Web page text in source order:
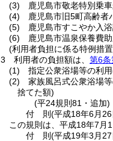
(3)
鹿児島市敬老特別乗
(4)
鹿児島市旧5町高齢者
(5)
鹿児島市すこやか入
(6)
鹿児島市温泉保養費
(利用者負担に係る特例措
3
利用者の負担額は、 第6
(1)
指定公衆浴場等の利用
(2)
家族風呂式公衆浴場
捨てた額)
(平24規則81・追加)
付 則(平成18年6月
この規則は、平成18年7月1
付 則(平成19年3月